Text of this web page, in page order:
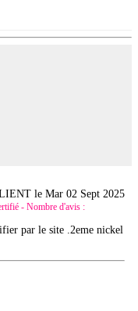
leMar 02 Sept 2025
- Nombre d'avis :
par le site .2eme nickel